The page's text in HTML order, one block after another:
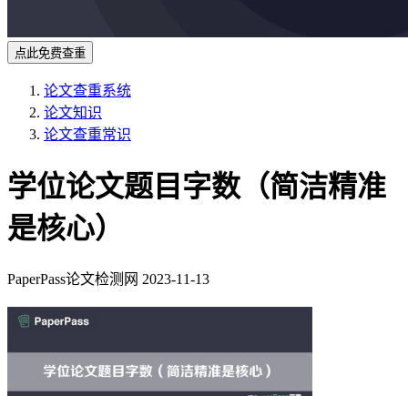
点此免费查重
论文查重系统
论文知识
论文查重常识
学位论文题目字数（简洁精准
是核心）
PaperPass论文检测网 2023-11-13